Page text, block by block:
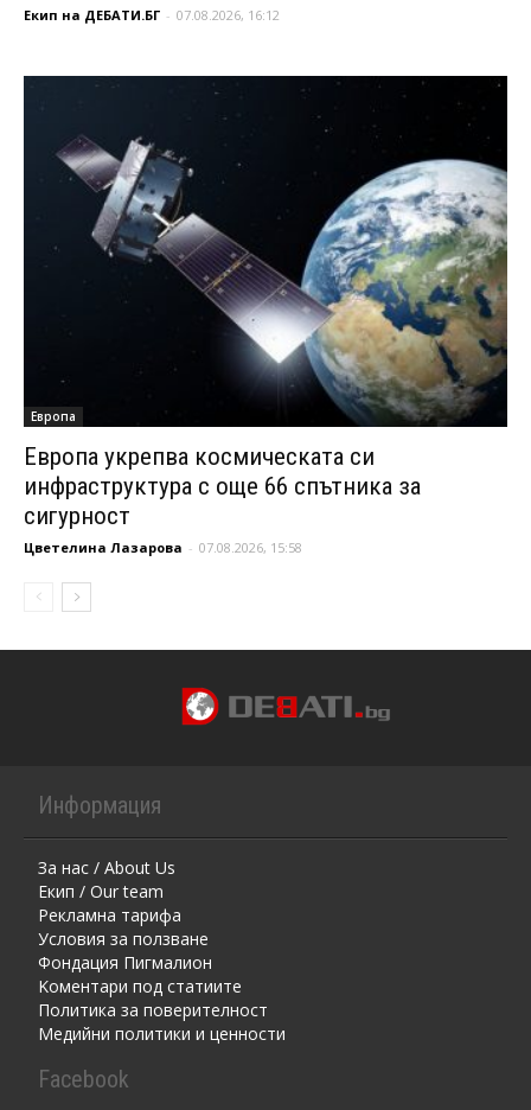
Екип на ДЕБАТИ.БГ - 07.08.2026, 16:12
Европа
Европа укрепва космическата си
инфраструктура с още 66 спътника за
сигурност
Цветелина Лазарова - 07.08.2026, 15:58
Информация
За нас / About Us
Екип / Our team
Рекламна тарифа
Условия за ползване
Фондация Пигмалион
Kоментaри под статиите
Политика за поверителност
Медийни политики и ценности
Facebook